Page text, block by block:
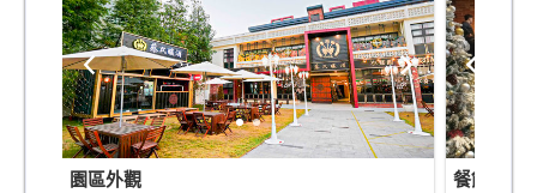
園區外觀 餐飲區